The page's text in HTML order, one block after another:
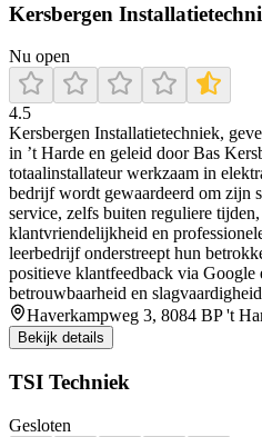
Kersbergen
Nu open
4.5
Kersbergen Installatietechniek,
in ’t Harde en geleid door Bas
totaalinstallateur werkzaam in
bedrijf wordt gewaardeerd om zijn
service, zelfs buiten reguliere
klantvriendelijkheid en
leerbedrijf onderstreept hun
positieve klantfeedback via Google
betrouwbaarheid en
Haverkampweg 3, 8084 BP 't
Bekijk details
TSI Techniek
Gesloten